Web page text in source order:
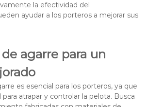
la efectividad del
ayudar a los porteros a mejorar sus
agarre para un
es esencial para los porteros, ya que
atrapar y controlar la pelota. Busca